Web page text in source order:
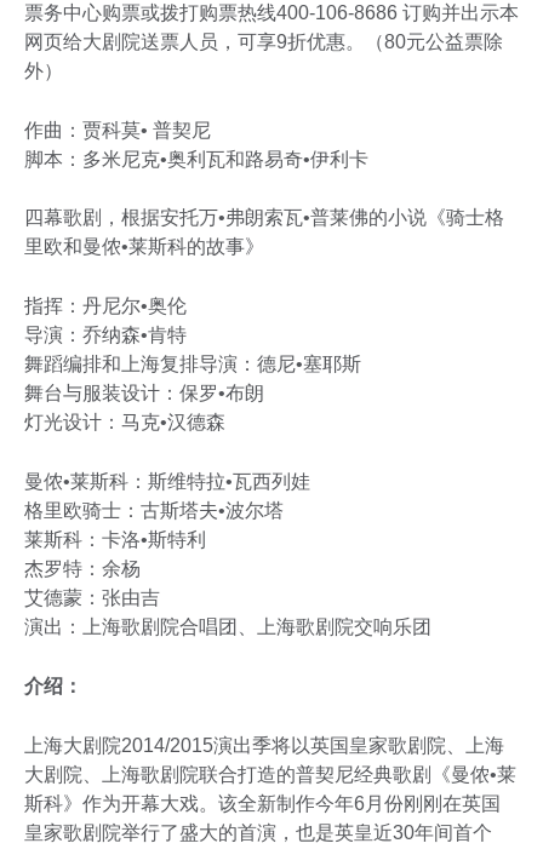
票务中心购票或拨打购票热线400-106-8686 订购并出示本
网页给大剧院送票人员，可享9折优惠。（80元公益票除
外）
作曲：贾科莫• 普契尼
脚本：多米尼克•奥利瓦和路易奇•伊利卡
四幕歌剧，根据安托万•弗朗索瓦•普莱佛的小说《骑士格
里欧和曼侬•莱斯科的故事》
指挥：丹尼尔•奥伦
导演：乔纳森•肯特
舞蹈编排和上海复排导演：德尼•塞耶斯
舞台与服装设计：保罗•布朗
灯光设计：马克•汉德森
曼侬•莱斯科：斯维特拉•瓦西列娃
格里欧骑士：古斯塔夫•波尔塔
莱斯科：卡洛•斯特利
杰罗特：余杨
艾德蒙：张由吉
演出：上海歌剧院合唱团、上海歌剧院交响乐团
介绍：
上海大剧院2014/2015演出季将以英国皇家歌剧院、上海
大剧院、上海歌剧院联合打造的普契尼经典歌剧《曼侬•莱
斯科》作为开幕大戏。该全新制作今年6月份刚刚在英国
皇家歌剧院举行了盛大的首演，也是英皇近30年间首个